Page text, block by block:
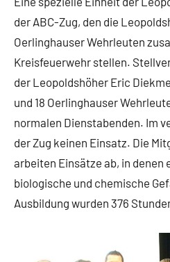
der ABC-Zug, den die
Oerlinghauser Wehrleuten
Kreisfeuerwehr stellen.
der Leopoldshöher Eric
und 18 Oerlinghauser
normalen Dienstabenden. Im
der Zug keinen Einsatz. Die
arbeiten Einsätze ab, in denen
biologische und chemische
Ausbildung wurden 376